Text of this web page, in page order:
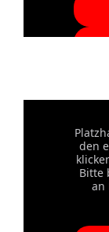
den
Bitte
an